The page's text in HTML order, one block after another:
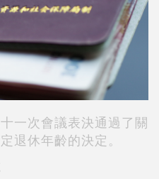
一次會議表決通過了關
退休年齡的決定。